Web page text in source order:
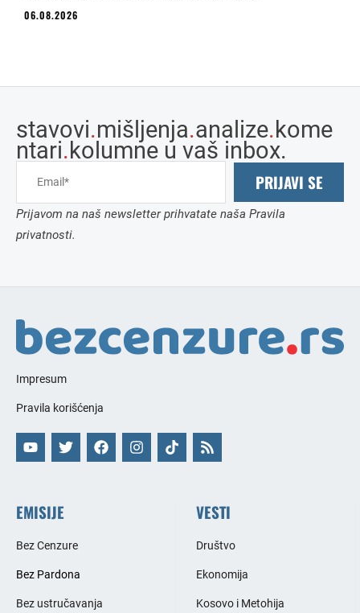
06.08.2026
stavovi.mišljenja.analize.kome
ntari.kolumne u vaš inbox.
PRIJAVI SE
Prijavom na naš newsletter prihvatate naša Pravila
privatnosti.
Impresum
Pravila korišćenja
EMISIJE
Bez Cenzure
Bez Pardona
Bez ustručavanja
VESTI
Društvo
Ekonomija
Kosovo i Metohija